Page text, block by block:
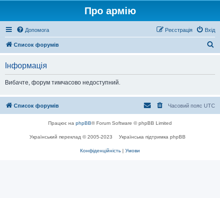
Про армію
Допомога Вхід
Реєстрація
Список форумів
Інформація
Вибачте, форум тимчасово недоступний.
Список форумів Часовий пояс UTC
Працює на phpBB® Forum Software © phpBB Limited
Український переклад © 2005-2023 Українська підтримка phpBB
Конфіденційність | Умови